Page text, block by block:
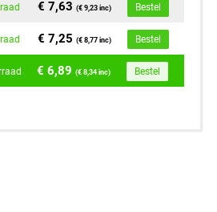
€ 7,63(€ 9,23 inc) Bestel
€ 7,25(€ 8,77 inc) Bestel
€ 6,89(€ 8,34 inc) Bestel